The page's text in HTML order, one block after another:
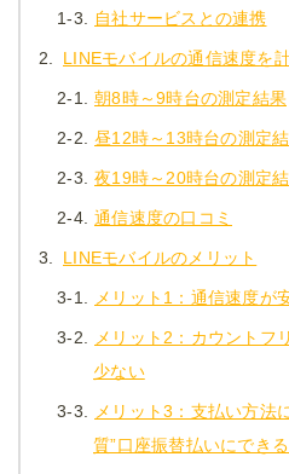
1-3. 自社サービスとの連携
2. LINEモバイルの通信速度を
2-1. 朝8時～9時台の測定結果
2-2. 昼12時～13時台の測定
2-3. 夜19時～20時台の測定
2-4. 通信速度の口コミ
3. LINEモバイルのメリット
3-1. メリット1：通信速度が
3-2.
メリット2：カウントフ
少ない
3-3.
メリット3：支払い方法
質”口座振替払いにできる